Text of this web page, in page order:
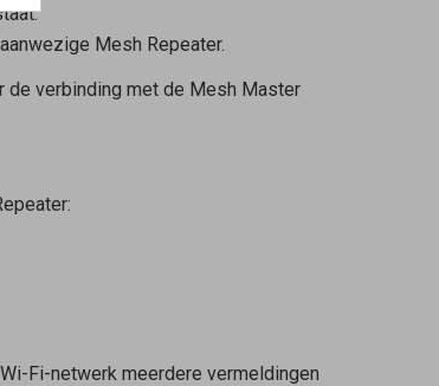
Mesh Repeater.
de verbinding met de Mesh Master
:
Fi-netwerk meerdere vermeldingen